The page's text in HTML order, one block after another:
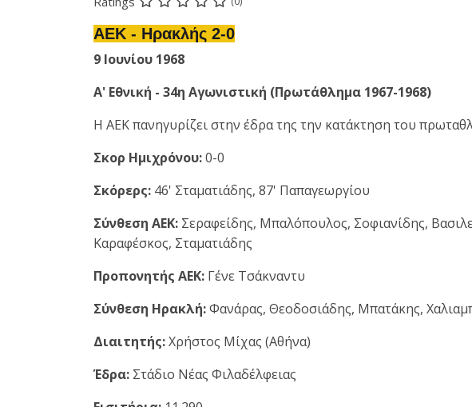
ΑΕΚ - Ηρακλής 2-0
9 Ιουνίου 1968
Α' Εθνική - 34η Αγωνιστική (Πρωτάθλημα 1967-1968)
Η ΑΕΚ πανηγυρίζει στην έδρα της την κατάκτηση του
Σκορ Ημιχρόνου:0-0
Σκόρερς: 46' Σταματιάδης, 87' Παπαγεωργίου
Σύνθεση ΑΕΚ: Σεραφείδης, Μπαλόπουλος, Σοφιανίδης,
Καραφέσκος, Σταματιάδης
Προπονητής ΑΕΚ: Γένε Τσάκναντυ
Σύνθεση Ηρακλή:Φανάρας, Θεοδοσιάδης, Μπατάκης,
Διαιτητής:Χρήστος Μίχας (Αθήνα)
Έδρα: Στάδιο Νέας Φιλαδέλφειας